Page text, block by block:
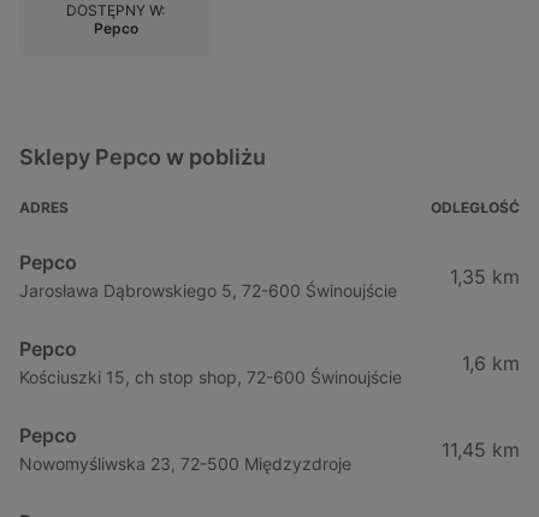
DOSTĘPNY W:
Pepco
Sklepy Pepco w pobliżu
ADRES ODLEGŁOŚĆ
Pepco
Jarosława Dąbrowskiego 5, 72-600 Świnoujście
1,35 km
Pepco
Kościuszki 15, ch stop shop, 72-600 Świnoujście
1,6 km
Pepco
Nowomyśliwska 23, 72-500 Międzyzdroje
11,45 km